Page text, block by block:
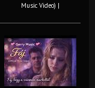
Music Video) |